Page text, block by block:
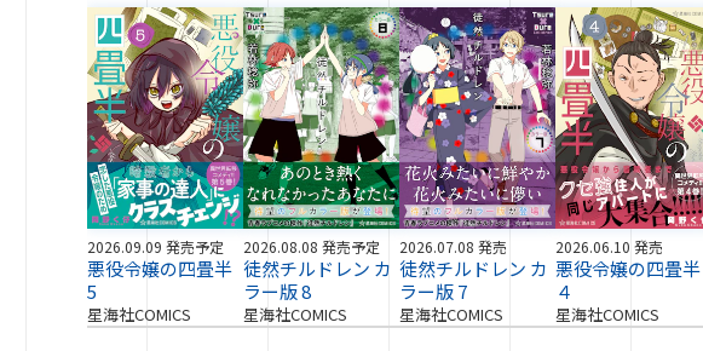
2026.09.09 発売予定
悪役令嬢の四畳半
5
星海社COMICS
2026.08.08 発売予定
徒然チルドレン カ
ラー版 8
星海社COMICS
2026.07.08 発売
徒然チルドレン カ
ラー版 7
星海社COMICS
2026.06.10 発売
悪役令嬢の四畳半
４
星海社COMICS